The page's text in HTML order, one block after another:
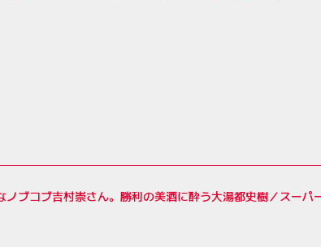
ノブコブ吉村崇さん。勝利の美酒に酔う大湯都史樹／スー